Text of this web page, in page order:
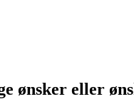
ønsker eller